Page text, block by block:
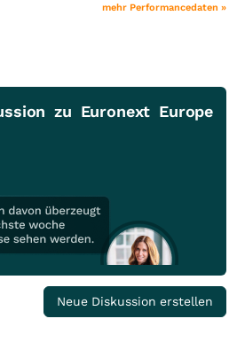
mehr Performancedaten »
zu Euronext Europe
Neue Diskussion erstellen